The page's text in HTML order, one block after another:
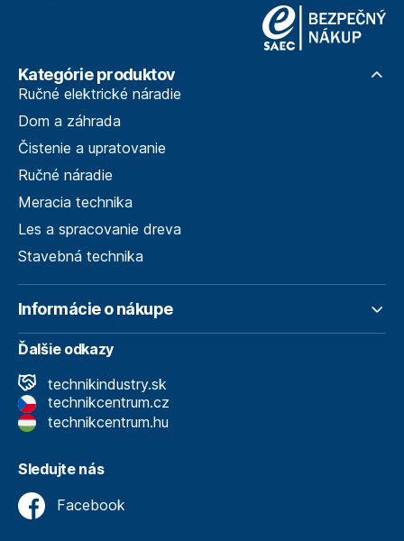
Kategórie produktov
Ručné elektrické náradie
Dom a záhrada
Čistenie a upratovanie
Ručné náradie
Meracia technika
Les a spracovanie dreva
Stavebná technika
Informácie o nákupe
Ďalšie odkazy
technikindustry.sk
technikcentrum.cz
technikcentrum.hu
Sledujte nás
Facebook